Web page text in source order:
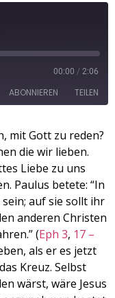
00:00 / 2:06
ABONNIEREN TEILEN
mit Gott zu reden?
die wir lieben.
Liebe zu uns
Paulus betete: “In
auf sie sollt ihr
anderen Christen
(Eph 3, 17 –
als er es jetzt
Kreuz. Selbst
wärst, wäre Jesus